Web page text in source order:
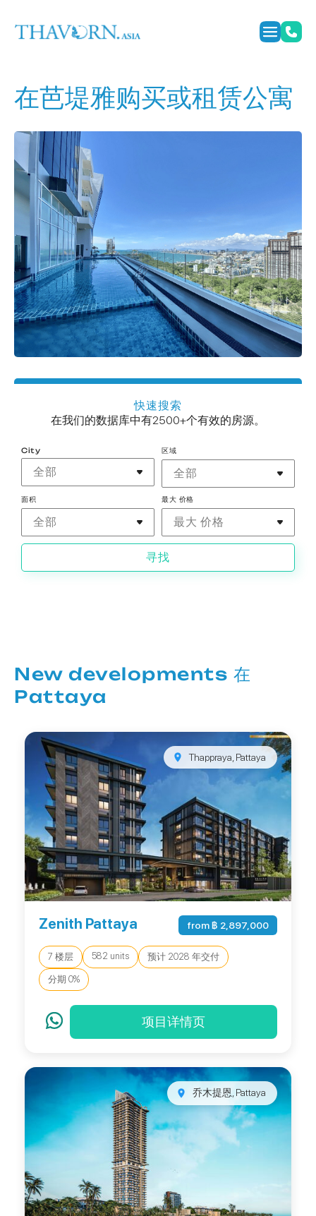
在芭堤雅购买或租赁公寓
快速搜索
在我们的数据库中有2500+个有效的房源。
City
全部
区域
全部
面积
全部
最大 价格
最大 价格
寻找
New developments 在
Pattaya
Thappraya, Pattaya
Zenith Pattaya from ฿ 2,897,000
7 楼层 582 units 预计 2028 年交付
分期 0%
项目详情页
乔木提恩, Pattaya